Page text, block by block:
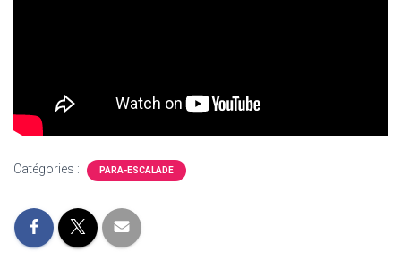
Catégories : PARA-ESCALADE